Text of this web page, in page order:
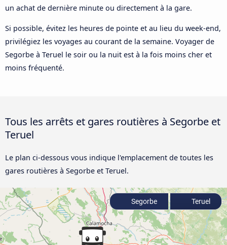
un achat de dernière minute ou directement à la gare.
Si possible, évitez les heures de pointe et au lieu du week-end,
privilégiez les voyages au courant de la semaine. Voyager de
Segorbe à Teruel le soir ou la nuit est à la fois moins cher et
moins fréquenté.
Tous les arrêts et gares routières à Segorbe et
Teruel
Le plan ci-dessous vous indique l'emplacement de toutes les
gares routières à Segorbe et Teruel.
Segorbe Teruel